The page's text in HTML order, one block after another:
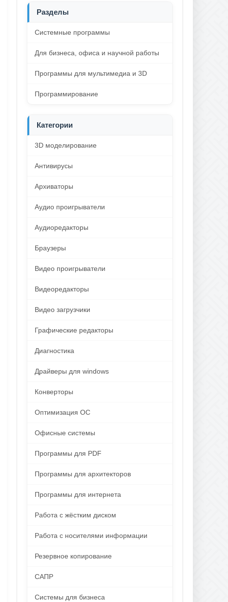
Разделы
Системные программы
Для бизнеса, офиса и научной работы
Программы для мультимедиа и 3D
Программирование
Категории
3D моделирование
Антивирусы
Архиваторы
Аудио проигрыватели
Аудиоредакторы
Браузеры
Видео проигрыватели
Видеоредакторы
Видео загрузчики
Графические редакторы
Диагностика
Драйверы для windows
Конверторы
Оптимизация ОС
Офисные системы
Программы для PDF
Программы для архитекторов
Программы для интернета
Работа с жёстким диском
Работа с носителями информации
Резервное копирование
САПР
Системы для бизнеса